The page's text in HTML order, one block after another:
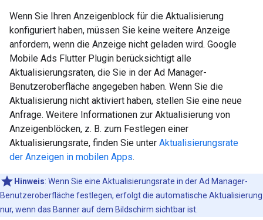
Wenn Sie Ihren Anzeigenblock für die Aktualisierung
konfiguriert haben, müssen Sie keine weitere Anzeige
anfordern, wenn die Anzeige nicht geladen wird. Google
Mobile Ads Flutter Plugin berücksichtigt alle
Aktualisierungsraten, die Sie in der Ad Manager-
Benutzeroberfläche angegeben haben. Wenn Sie die
Aktualisierung nicht aktiviert haben, stellen Sie eine neue
Anfrage. Weitere Informationen zur Aktualisierung von
Anzeigenblöcken, z. B. zum Festlegen einer
Aktualisierungsrate, finden Sie unter Aktualisierungsrate
der Anzeigen in mobilen Apps.
Hinweis: Wenn Sie eine Aktualisierungsrate in der Ad Manager-
Benutzeroberfläche festlegen, erfolgt die automatische Aktualisierung
nur, wenn das Banner auf dem Bildschirm sichtbar ist.